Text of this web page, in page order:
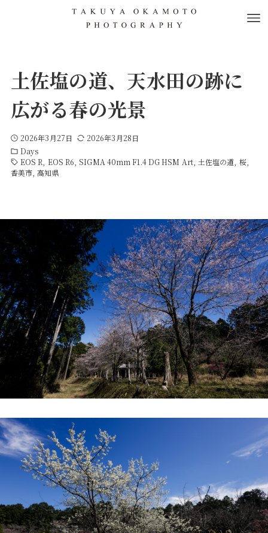
土佐塩の道、天水田の跡に
広がる春の光景
2026年3月27日
2026年3月28日
Days
EOS R EOS R6 SIGMA 40mm F1.4 DG HSM Art 土佐塩の道 桜
香美市 高知県